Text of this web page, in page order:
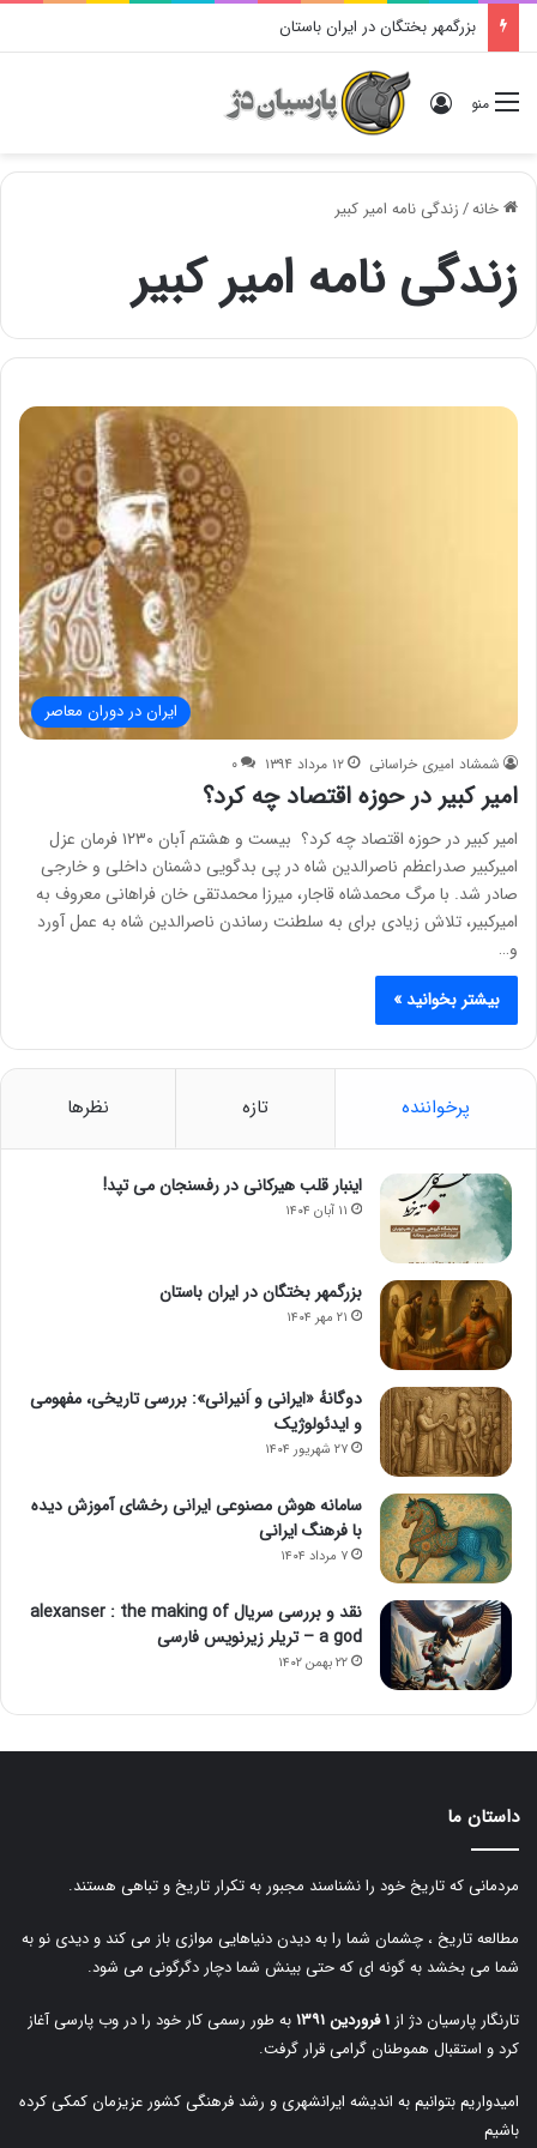
بزرگمهر بختگان در ایران باستان
منو ورود
خانه/زندگی نامه امیر کبیر
زندگی نامه امیر کبیر
ایران در دوران معاصر
شمشاد امیری خراسانی ۱۲ مرداد ۱۳۹۴ ۰
امیر کبیر در حوزه اقتصاد چه کرد؟
امیر کبیر در حوزه اقتصاد چه کرد؟ بیست و هشتم آبان ۱۲۳۰ فرمان عزل
امیرکبیر صدراعظم ناصرالدین شاه در پی بدگویی دشمنان داخلی و خارجی
صادر شد. با مرگ محمدشاه قاجار، میرزا محمدتقی خان فراهانی معروف به
امیرکبیر، تلاش زیادی برای به سلطنت رساندن ناصرالدین شاه به عمل آورد
و…
بیشتر بخوانید »
پرخواننده تازه نظرها
اینبار قلب هیرکانی در رفسنجان می تپد!
۱۱ آبان ۱۴۰۴
بزرگمهر بختگان در ایران باستان
۲۱ مهر ۱۴۰۴
دوگانهٔ «ایرانی و اَنیرانی»: بررسی تاریخی، مفهومی
و ایدئولوژیک
۲۷ شهریور ۱۴۰۴
سامانه هوش مصنوعی ایرانی رخشای آموزش دیده
با فرهنگ ایرانی
۷ مرداد ۱۴۰۴
نقد و بررسی سریال alexanser : the making of
a god – تریلر زیرنویس فارسی
۲۲ بهمن ۱۴۰۲
داستان ما
مردمانی که تاریخ خود را نشناسند مجبور به تکرار تاریخ و تباهی هستند.
مطالعه تاریخ ، چشمان شما را به دیدن دنیاهایی موازی باز می کند و دیدی نو به
شما می بخشد به گونه ای که حتی بینش شما دچار دگرگونی می شود.
تارنگار پارسیان دژ از۱ فروردین ۱۳۹۱
به طور رسمی کار خود را در وب پارسی آغاز
کرد و استقبال هموطنان گرامی قرار گرفت.
امیدواریم بتوانیم به اندیشه ایرانشهری و رشد فرهنگی کشور عزیزمان کمکی کرده
باشیم